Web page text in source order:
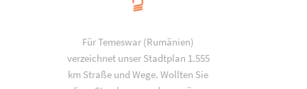
Für Temeswar (Rumänien)
verzeichnet unser Stadtplan 1.555
km Straße und Wege. Wollten Sie